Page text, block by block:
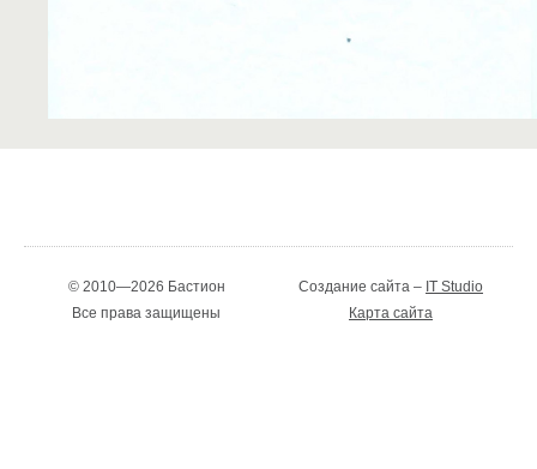
Создание сайта – IT Studio
Карта сайта
© 2010—2026 Бастион
Все права защищены